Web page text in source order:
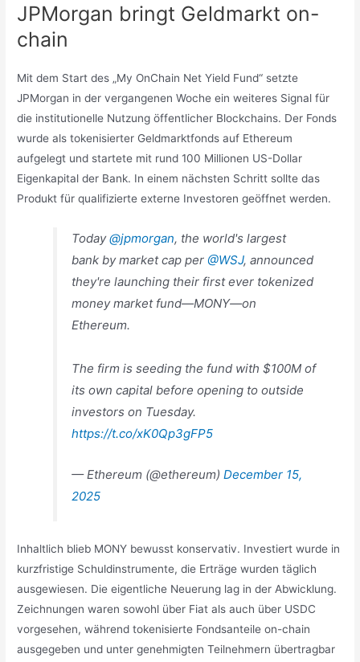
JPMorgan bringt Geldmarkt on-
chain
Mit dem Start des „My OnChain Net Yield Fund“ setzte
JPMorgan in der vergangenen Woche ein weiteres Signal für
die institutionelle Nutzung öffentlicher Blockchains. Der Fonds
wurde als tokenisierter Geldmarktfonds auf Ethereum
aufgelegt und startete mit rund 100 Millionen US-Dollar
Eigenkapital der Bank. In einem nächsten Schritt sollte das
Produkt für qualifizierte externe Investoren geöffnet werden.
Today@jpmorgan, the world's largest
bank by market cap per @WSJ, announced
they're launching their first ever tokenized
money market fund—MONY—on
Ethereum.
The firm is seeding the fund with $100M of
its own capital before opening to outside
investors on Tuesday.
https://t.co/xK0Qp3gFP5
— Ethereum (@ethereum)December 15,
2025
Inhaltlich blieb MONY bewusst konservativ. Investiert wurde in
kurzfristige Schuldinstrumente, die Erträge wurden täglich
ausgewiesen. Die eigentliche Neuerung lag in der Abwicklung.
Zeichnungen waren sowohl über Fiat als auch über USDC
vorgesehen, während tokenisierte Fondsanteile on-chain
ausgegeben und unter genehmigten Teilnehmern übertragbar